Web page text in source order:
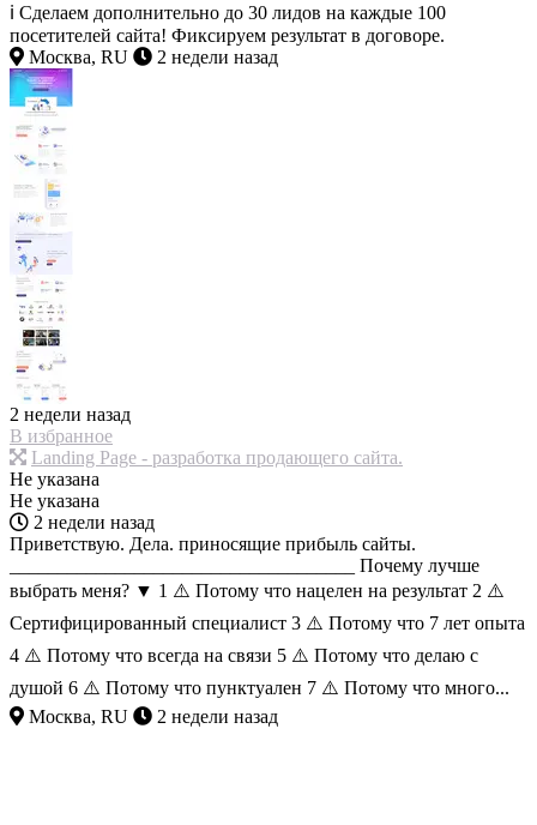
ℹ Сделаем дополнительно до 30 лидов на каждые 100
посетителей сайта! Фиксируем результат в договоре.
Москва, RU
2 недели назад
2 недели назад
В избранное
Landing Page - разработка продающего сайта.
Не указана
Не указана
2 недели назад
Приветствую. Дела. приносящие прибыль сайты.
____________________________________ Почему лучше
выбрать меня? ▼ 1 ⚠️ Потому что нацелен на результат 2 ⚠️
Сертифицированный специалист 3 ⚠️ Потому что 7 лет опыта
4 ⚠️ Потому что всегда на связи 5 ⚠️ Потому что делаю с
душой 6 ⚠️ Потому что пунктуален 7 ⚠️ Потому что много...
Москва, RU
2 недели назад